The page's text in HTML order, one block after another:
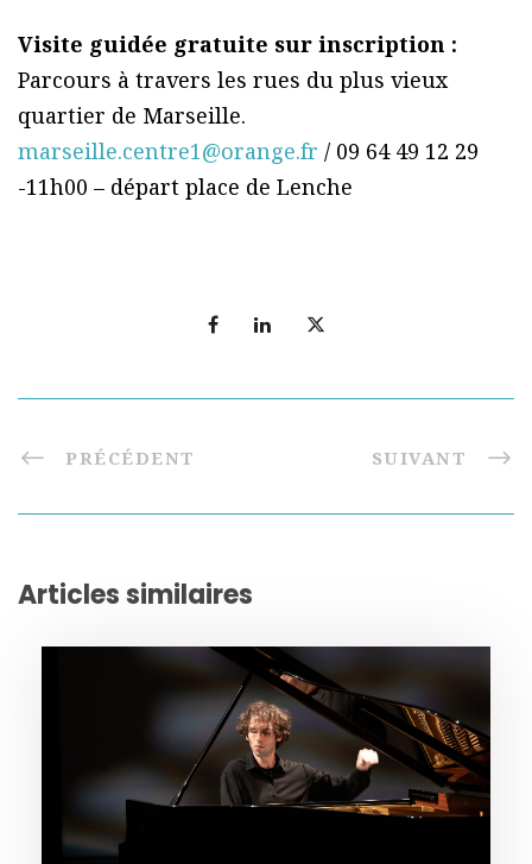
Visite guidée gratuite sur inscription :
Parcours à travers les rues du plus vieux
quartier de Marseille.
marseille.centre1@orange.fr / 09 64 49 12 29
-11h00 – départ place de Lenche
PRÉCÉDENT SUIVANT
Articles similaires